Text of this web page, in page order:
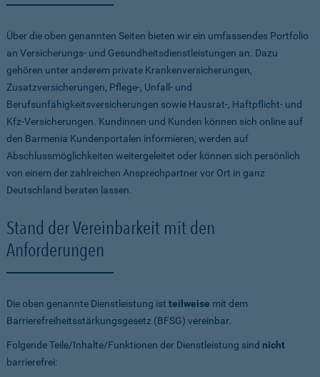
Über die oben genannten Seiten bieten wir ein umfassendes Portfolio
an Versicherungs- und Gesundheitsdienstleistungen an. Dazu
gehören unter anderem private Krankenversicherungen,
Zusatzversicherungen, Pflege-, Unfall- und
Berufsunfähigkeitsversicherungen sowie Hausrat-, Haftpflicht- und
Kfz-Versicherungen. Kundinnen und Kunden können sich online auf
den Barmenia Kundenportalen informieren, werden auf
Abschlussmöglichkeiten weitergeleitet oder können sich persönlich
von einem der zahlreichen Ansprechpartner vor Ort in ganz
Deutschland beraten lassen.
Stand der Vereinbarkeit mit den
Anforderungen
Die oben genannte Dienstleistung ist teilweise mit dem
Barrierefreiheitsstärkungsgesetz (BFSG) vereinbar.
Folgende Teile/Inhalte/Funktionen der Dienstleistung sind nicht
barrierefrei: